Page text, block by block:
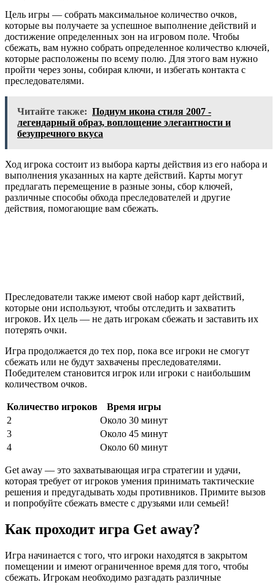
Цель игры — собрать максимальное количество очков,
которые вы получаете за успешное выполнение действий и
достижение определенных зон на игровом поле. Чтобы
сбежать, вам нужно собрать определенное количество ключей,
которые расположены по всему полю. Для этого вам нужно
пройти через зоны, собирая ключи, и избегать контакта с
преследователями.
Читайте также: Подиум икона стиля 2007 -
легендарный образ, воплощение элегантности и
безупречного вкуса
Ход игрока состоит из выбора карты действия из его набора и
выполнения указанных на карте действий. Карты могут
предлагать перемещение в разные зоны, сбор ключей,
различные способы обхода преследователей и другие
действия, помогающие вам сбежать.
Преследователи также имеют свой набор карт действий,
которые они используют, чтобы отследить и захватить
игроков. Их цель — не дать игрокам сбежать и заставить их
потерять очки.
Игра продолжается до тех пор, пока все игроки не смогут
сбежать или не будут захвачены преследователями.
Победителем становится игрок или игроки с наибольшим
количеством очков.
Количество игроков
Время игры
2
Около 30 минут
3
Около 45 минут
4
Около 60 минут
Get away — это захватывающая игра стратегии и удачи,
которая требует от игроков умения принимать тактические
решения и предугадывать ходы противников. Примите вызов
и попробуйте сбежать вместе с друзьями или семьей!
Как проходит игра Get away?
Игра начинается с того, что игроки находятся в закрытом
помещении и имеют ограниченное время для того, чтобы
сбежать. Игрокам необходимо разгадать различные